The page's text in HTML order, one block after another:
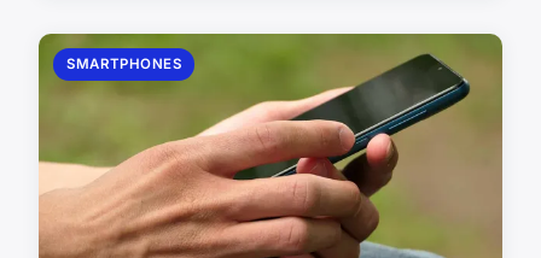
SMARTPHONES